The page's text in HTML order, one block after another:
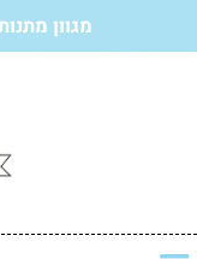
מגוון